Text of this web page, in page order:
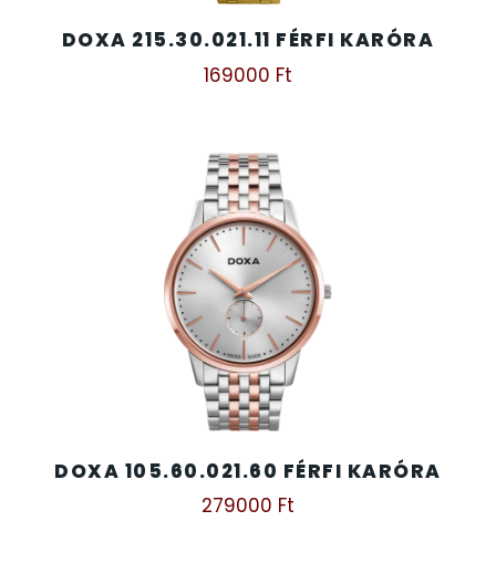
DOXA 215.30.021.11 FÉRFI KARÓRA
169000 Ft
DOXA 105.60.021.60 FÉRFI KARÓRA
279000 Ft